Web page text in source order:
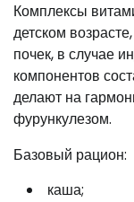
Комплексы
детском
почек, в случае
компонентов
делают на
фурункулезом.
Базовый рацион:
каша;